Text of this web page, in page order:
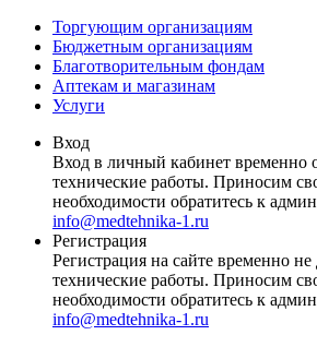
Торгующим организациям
Бюджетным организациям
Благотворительным фондам
Аптекам и магазинам
Услуги
Вход
Вход в личный кабинет временно
технические работы. Приносим
необходимости обратитесь к
info@medtehnika-1.ru
Регистрация
Регистрация на сайте временно
технические работы. Приносим
необходимости обратитесь к
info@medtehnika-1.ru